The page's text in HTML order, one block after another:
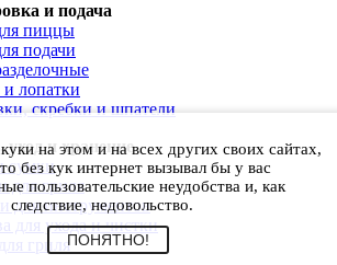
и подача
пиццы
подачи
лопатки
скребки и шпатели
уход и хранение
сумки
для гриля
для инструментов
для ухода и чистки
гриля
на этом и на всех других своих сайтах,
без кук интернет вызывал бы у вас
пользовательские неудобства и, как
следствие, недовольство.
ПОНЯТНО!